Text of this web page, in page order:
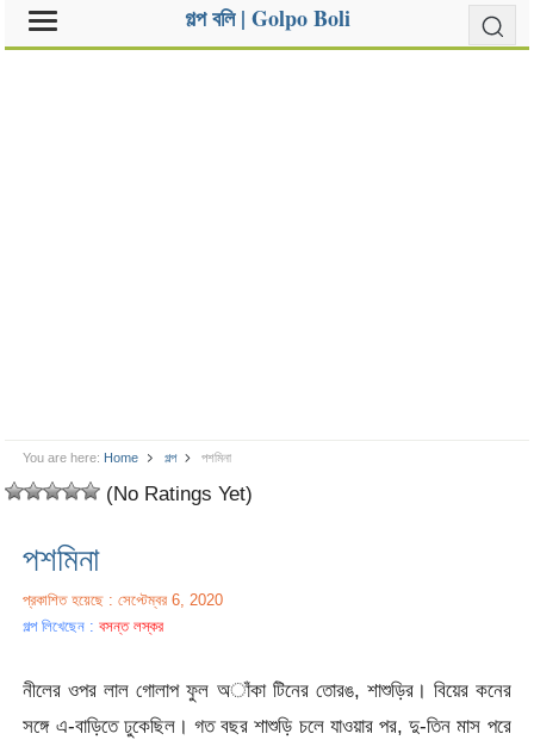
গল্প বলি | Golpo Boli
You are here: Home গল্প পশমিনা
(No Ratings Yet)
পশমিনা
প্রকাশিত হয়েছে : সেপ্টেম্বর 6, 2020
গল্প লিখেছেন :বসন্ত লস্কর
নীলের ওপর লাল গোলাপ ফুল অাঁকা টিনের তোরঙ, শাশুড়ির। বিয়ের কনের
সঙ্গে এ-বাড়িতে ঢুকেছিল। গত বছর শাশুড়ি চলে যাওয়ার পর, দু-তিন মাস পরে